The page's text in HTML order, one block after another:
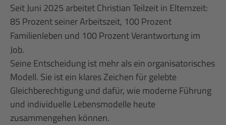
Seit Juni 2025 arbeitet Christian Teilzeit in Elternzeit:
85 Prozent seiner Arbeitszeit, 100Prozent
Familienleben und 100Prozent Verantwortung im
Job.
Seine Entscheidung ist mehr als ein organisatorisches
Modell. Sie ist ein klares Zeichen für gelebte
Gleichberechtigung und dafür, wie moderne Führung
und individuelle Lebensmodelle heute
zusammengehen können.